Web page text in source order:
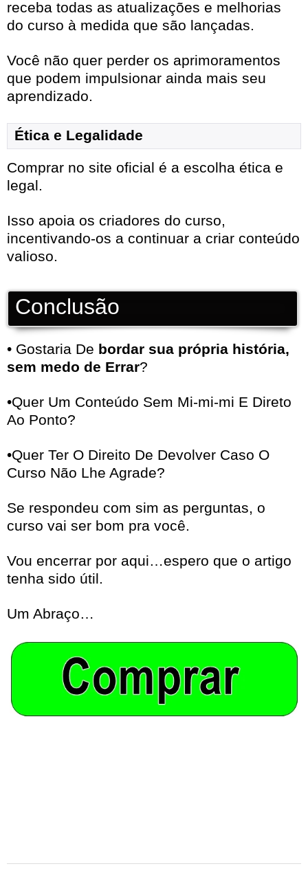
receba todas as atualizações e melhorias
do curso à medida que são lançadas.
Você não quer perder os aprimoramentos
que podem impulsionar ainda mais seu
aprendizado.
Ética e Legalidade
Comprar no site oficial é a escolha ética e
legal.
Isso apoia os criadores do curso,
incentivando-os a continuar a criar conteúdo
valioso.
Conclusão
• Gostaria De bordar sua própria história,
sem medo de Errar?
•Quer Um Conteúdo Sem Mi-mi-mi E Direto
Ao Ponto?
•Quer Ter O Direito De Devolver Caso O
Curso Não Lhe Agrade?
Se respondeu com sim as perguntas, o
curso vai ser bom pra você.
Vou encerrar por aqui…espero que o artigo
tenha sido útil.
Um Abraço…